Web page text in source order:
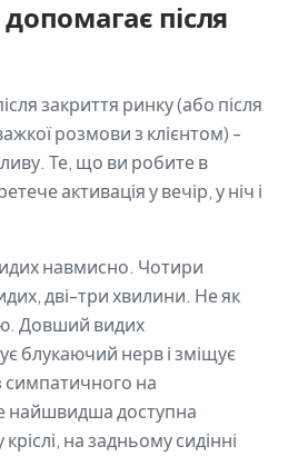
після
закриття ринку (або після
розмови з клієнтом) -
Те, що ви робите в
активація у вечір, у ніч і
навмисно. Чотири
дві-три хвилини. Не як
Довший видих
блукаючий нерв і зміщує
симпатичного на
найшвидша доступна
на задньому сидінні